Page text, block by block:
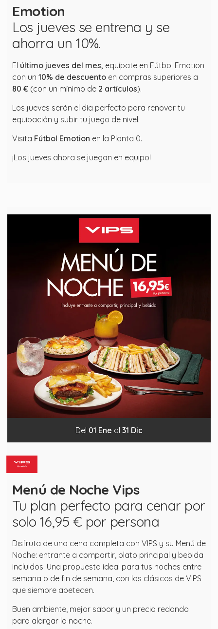
Emotion
Los jueves se entrena y se
ahorra un 10%.
El último jueves del mes, equípate en Fútbol Emotion
con un 10% de descuento en compras superiores a
80 € (con un mínimo de 2 artículos).
Los jueves serán el día perfecto para renovar tu
equipación y subir tu juego de nivel.
Visita Fútbol Emotion en la Planta 0.
¡Los jueves ahora se juegan en equipo!
Del 01 Ene al 31 Dic
Menú de Noche Vips
Tu plan perfecto para cenar por
solo 16,95 € por persona
Disfruta de una cena completa con VIPS y su Menú de
Noche: entrante a compartir, plato principal y bebida
incluidos. Una propuesta ideal para tus noches entre
semana o de fin de semana, con los clásicos de VIPS
que siempre apetecen.
Buen ambiente, mejor sabor y un precio redondo
para alargar la noche.